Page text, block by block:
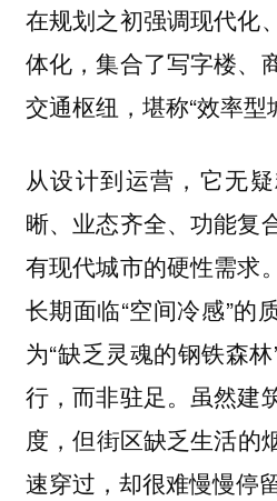
在规划之初强调现代化
体化，集合了写字楼、
交通枢纽，堪称“效率型
从设计到运营，它无
晰、业态齐全、功能复
有现代城市的硬性需求
长期面临“空间冷感”的
为“缺乏灵魂的钢铁森
行，而非驻足。虽然建
度，但街区缺乏生活
速穿过，却很难慢慢停留